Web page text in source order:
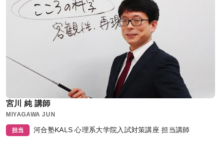
宮川 純 講師
MIYAGAWA JUN
担当 河合塾KALS 心理系大学院入試対策講座 担当講師